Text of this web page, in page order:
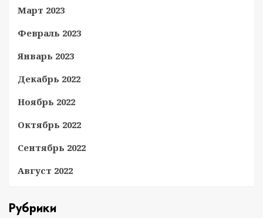
Март 2023
Февраль 2023
Январь 2023
Декабрь 2022
Ноябрь 2022
Октябрь 2022
Сентябрь 2022
Август 2022
Рубрики